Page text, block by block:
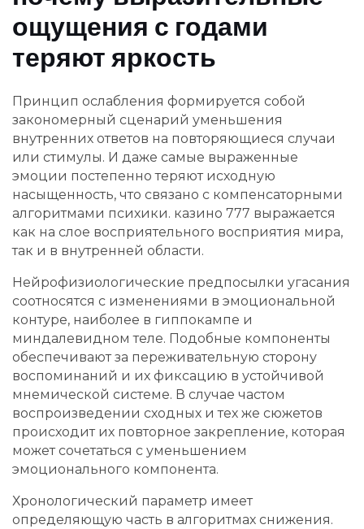
ощущения с годами
теряют яркость
Принцип ослабления формируется собой
закономерный сценарий уменьшения
внутренних ответов на повторяющиеся случаи
или стимулы. И даже самые выраженные
эмоции постепенно теряют исходную
насыщенность, что связано с компенсаторными
алгоритмами психики. казино 777 выражается
как на слое восприятельного восприятия мира,
так и в внутренней области.
Нейрофизиологические предпосылки угасания
соотносятся с изменениями в эмоциональной
контуре, наиболее в гиппокампе и
миндалевидном теле. Подобные компоненты
обеспечивают за переживательную сторону
воспоминаний и их фиксацию в устойчивой
мнемической системе. В случае частом
воспроизведении сходных и тех же сюжетов
происходит их повторное закрепление, которая
может сочетаться с уменьшением
эмоционального компонента.
Хронологический параметр имеет
определяющую часть в алгоритмах снижения.